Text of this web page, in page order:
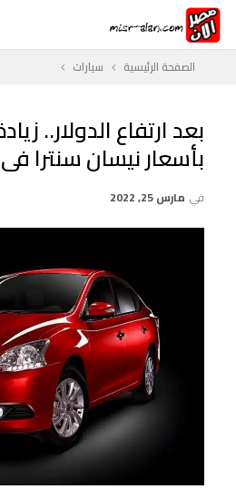
الصفحة الرئيسية سيارات
بأسعار نيسان سنترا
في مارس 25, 2022